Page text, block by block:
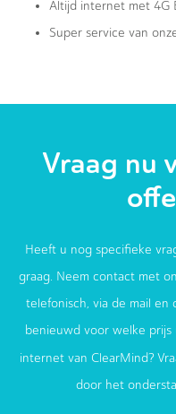
Altijd internet met 4G
Super service van
Vraag nu
Heeft u nog specifieke
graag. Neem contact met
telefonisch, via de mail en
benieuwd voor welke prijs
internet van ClearMind?
door het